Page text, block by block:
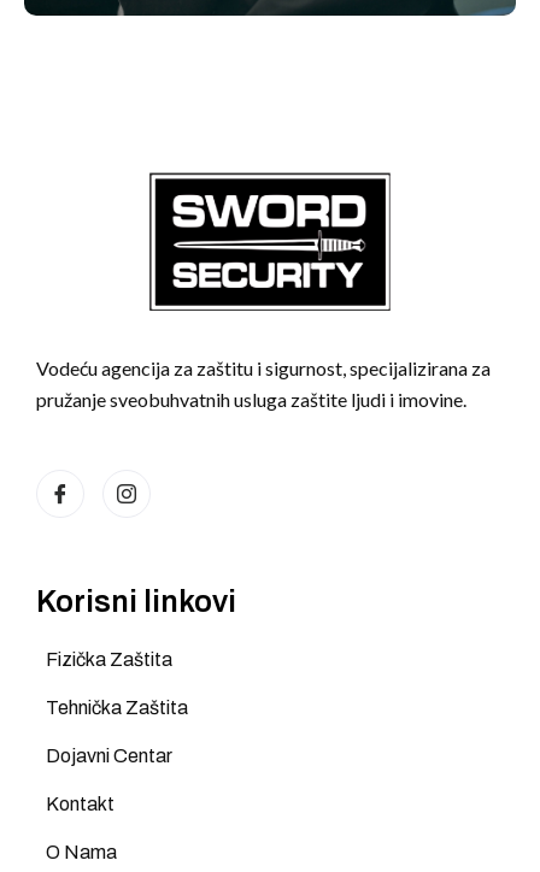
Vodeću agencija za zaštitu i sigurnost, specijalizirana za
pružanje sveobuhvatnih usluga zaštite ljudi i imovine.
Korisni linkovi
Fizička Zaštita
Tehnička Zaštita
Dojavni Centar
Kontakt
O Nama